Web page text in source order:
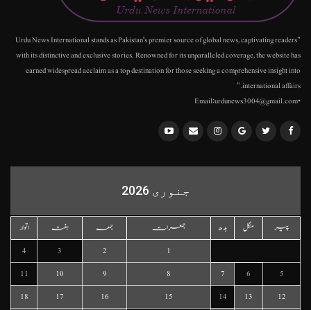
"Urdu News International stands as Pakistan's premier source of global news, captivating readers
with its distinctive and exclusive stories. Renowned for its unparalleled coverage, the website has
earned widespread acclaim as a top destination for those seeking a comprehensive insight into
international affairs."
•Email:urdunews3004@gmail.com
جنوری 2026
پیر منگل بدھ جمعرات جمعہ ہفتہ
اتوار
1
2
3
4
5
6
7
8
9
10
11
12
13
14
15
16
17
18